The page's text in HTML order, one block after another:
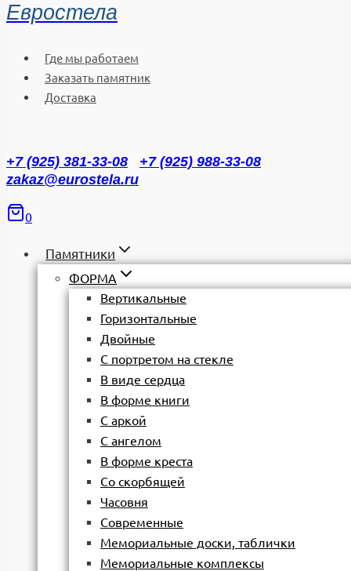
Евростела
Где мы работаем
Заказать памятник
Доставка
+7 (925) 381-33-08
+7 (925) 988-33-08
zakaz@eurostela.ru
0
Памятники
ФОРМА
Вертикальные
Горизонтальные
Двойные
С портретом на стекле
В виде сердца
В форме книги
С аркой
С ангелом
В форме креста
Со скорбящей
Часовня
Современные
Мемориальные доски, таблички
Мемориальные комплексы